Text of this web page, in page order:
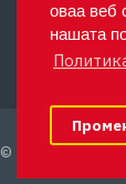
оваа веб
нашата
Ги
© 2024 ФЕНИКС -